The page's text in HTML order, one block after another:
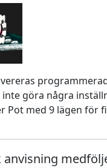
göra några
Pot med 9 lägen för
anvisning